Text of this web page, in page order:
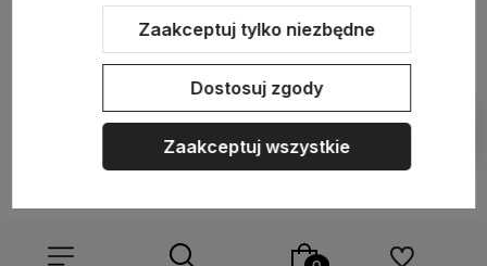
Sklep internetowy Shoper.pl Szablon Shoper Modern 3.0™
GrowCommerce
Zaakceptuj tylko niezbędne
Dostosuj zgody
Zaakceptuj wszystkie